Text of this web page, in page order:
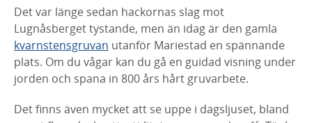
Det var länge sedan hackornas slag mot
Lugnåsberget tystande, men än idag är den gamla
kvarnstensgruvan utanför Mariestad en spännande
plats. Om du vågar kan du gå en guidad visning under
jorden och spana in 800 års hårt gruvarbete.
Det finns även mycket att se uppe i dagsljuset, bland